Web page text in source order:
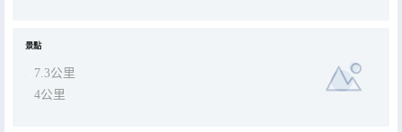
景點
7.3公里
4公里